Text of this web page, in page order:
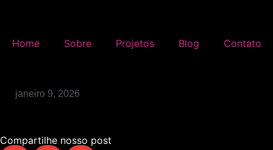
Home Sobre Projetos Blog Contato
janeiro 9, 2026
Compartilhe nosso post